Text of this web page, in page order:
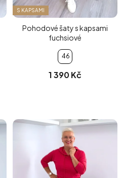
S KAPSAMI
Pohodové šaty s kapsami
fuchsiové
46
1 390 Kč